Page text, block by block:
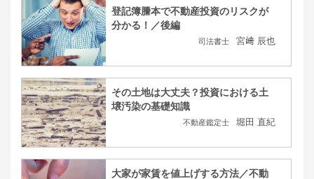
登記簿謄本で不動産投資のリスクが
分かる！／後編
司法書士 宮﨑 辰也
その土地は大丈夫？投資における土
壌汚染の基礎知識
不動産鑑定士 堀田 直紀
大家が家賃を値上げする方法／不動